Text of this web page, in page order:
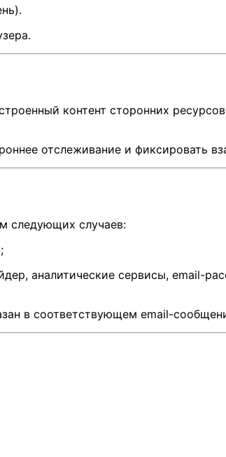
контент сторонних
отслеживание и фиксировать
следующих случаев:
аналитические сервисы, email-
в соответствующем email-